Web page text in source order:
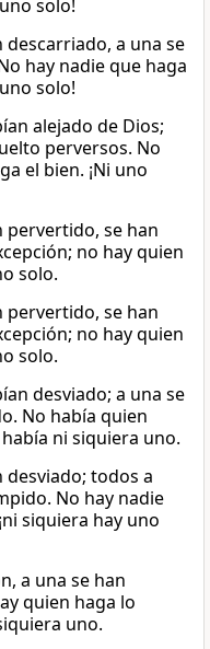
solo!
descarriado, a una se
hay nadie que haga
solo!
alejado de Dios;
perversos. No
el bien. ¡Ni uno
pervertido, se han
no hay quien
solo.
pervertido, se han
no hay quien
solo.
desviado; a una se
No había quien
ni siquiera uno.
desviado; todos a
No hay nadie
siquiera hay uno
a una se han
quien haga lo
uno.